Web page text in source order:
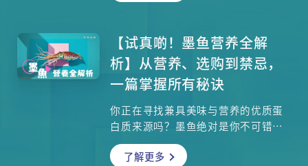
防蚊方法，以预防感染。
【试真啲！墨鱼营养全解
析】从营养、选购到禁忌，
一篇掌握所有秘诀
你正在寻找兼具美味与营养的优质蛋
白质来源吗？墨鱼绝对是你不可错过
的「海洋超级食物」。本文解析墨鱼
的惊人营养密度：每100克仅约80大
了解更多